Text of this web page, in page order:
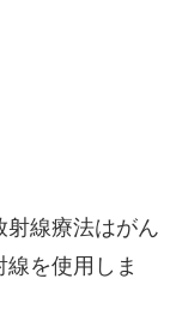
射線療法はがん
を使用しま